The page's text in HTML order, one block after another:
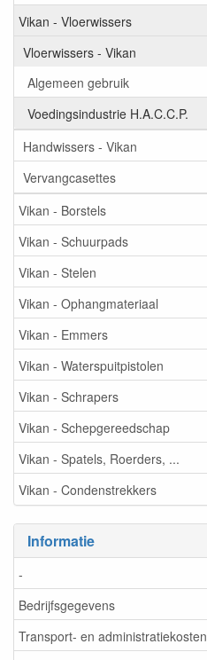
Vikan - Vloerwissers
Vloerwissers - Vikan
Algemeen gebruik
Voedingsindustrie H.A.C.C.P.
Handwissers - Vikan
Vervangcasettes
Vikan - Borstels
Vikan - Schuurpads
Vikan - Stelen
Vikan - Ophangmateriaal
Vikan - Emmers
Vikan - Waterspuitpistolen
Vikan - Schrapers
Vikan - Schepgereedschap
Vikan - Spatels, Roerders, ...
Vikan - Condenstrekkers
Informatie
-
Bedrijfsgegevens
Transport- en administratiekosten